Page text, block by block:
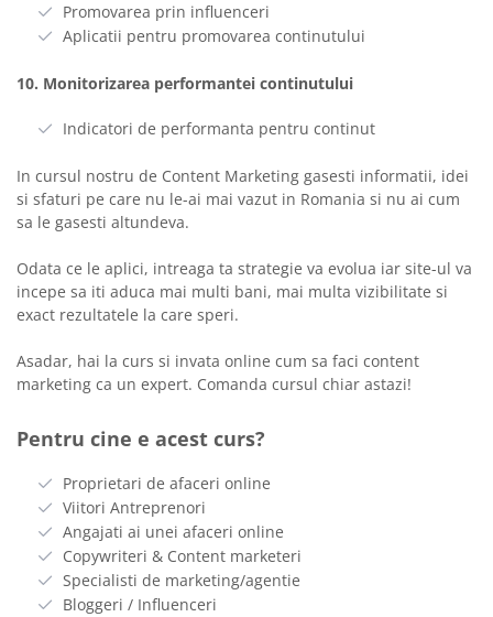
Promovarea prin influenceri
Aplicatii pentru promovarea continutului
10. Monitorizarea performantei continutului
Indicatori de performanta pentru continut
In cursul nostru de Content Marketing gasesti informatii, idei
si sfaturi pe care nu le-ai mai vazut in Romania si nu ai cum
sa le gasesti altundeva.
Odata ce le aplici, intreaga ta strategie va evolua iar site-ul va
incepe sa iti aduca mai multi bani, mai multa vizibilitate si
exact rezultatele la care speri.
Asadar, hai la curs si invata online cum sa faci content
marketing ca un expert. Comanda cursul chiar astazi!
Pentru cine e acest curs?
Proprietari de afaceri online
Viitori Antreprenori
Angajati ai unei afaceri online
Copywriteri & Content marketeri
Specialisti de marketing/agentie
Bloggeri / Influenceri